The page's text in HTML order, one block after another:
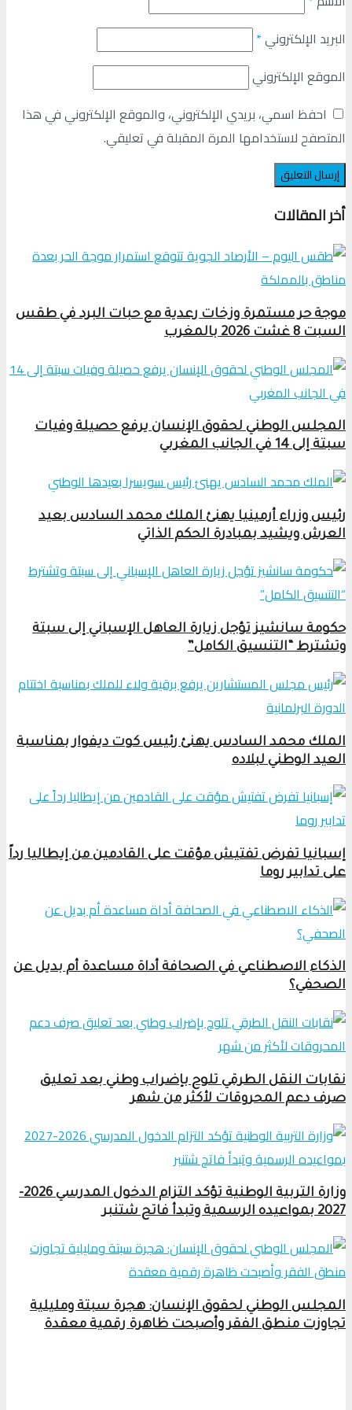
البريد الإلكتروني*
الموقع الإلكتروني
احفظ اسمي، بريدي الإلكتروني، والموقع الإلكتروني في هذا
المتصفح لاستخدامها المرة المقبلة في تعليقي.
أخر المقالات
موجة حر مستمرة وزخات رعدية مع حبات البرد في طقس
السبت 8 غشت 2026 بالمغرب
المجلس الوطني لحقوق الإنسان يرفع حصيلة وفيات
سبتة إلى 14 في الجانب المغربي
رئيس وزراء أرمينيا يهنئ الملك محمد السادس بعيد
العرش ويشيد بمبادرة الحكم الذاتي
حكومة سانشيز تؤجل زيارة العاهل الإسباني إلى سبتة
وتشترط “التنسيق الكامل”
الملك محمد السادس يهنئ رئيس كوت ديفوار بمناسبة
العيد الوطني لبلاده
إسبانيا تفرض تفتيش مؤقت على القادمين من إيطاليا رداً
على تدابير روما
الذكاء الاصطناعي في الصحافة أداة مساعدة أم بديل عن
الصحفي؟
نقابات النقل الطرقي تلوح بإضراب وطني بعد تعليق
صرف دعم المحروقات لأكثر من شهر
وزارة التربية الوطنية تؤكد التزام الدخول المدرسي 2026-
2027 بمواعيده الرسمية وتبدأ فاتح شتنبر
المجلس الوطني لحقوق الإنسان: هجرة سبتة ومليلية
تجاوزت منطق الفقر وأصبحت ظاهرة رقمية معقدة